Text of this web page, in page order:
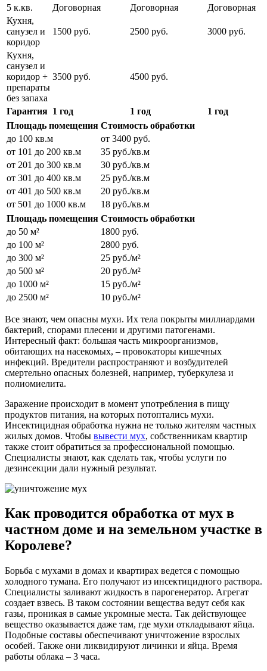
5 к.кв. Договорная Договорная
Договорная
Кухня,
санузел и
коридор
1500 руб. 2500 руб. 3000 руб.
Кухня,
санузел и
коридор +
препараты
без запаха
3500 руб. 4500 руб.
Гарантия 1 год 1 год
1 год
Площадь помещения Стоимость обработки
до 100 кв.м
от 3400 руб.
от 101 до 200 кв.м
35 руб./кв.м
от 201 до 300 кв.м
30 руб./кв.м
от 301 до 400 кв.м
25 руб./кв.м
от 401 до 500 кв.м
20 руб./кв.м
от 501 до 1000 кв.м
18 руб./кв.м
Площадь помещения Стоимость обработки
до 50 м²
1800 руб.
до 100 м²
2800 руб.
до 300 м²
25 руб./м²
до 500 м²
20 руб./м²
до 1000 м²
15 руб./м²
до 2500 м²
10 руб./м²
Все знают, чем опасны мухи. Их тела покрыты миллиардами
бактерий, спорами плесени и другими патогенами.
Интересный факт: большая часть микроорганизмов,
обитающих на насекомых, – провокаторы кишечных
инфекций. Вредители распространяют и возбудителей
смертельно опасных болезней, например, туберкулеза и
полиомиелита.
Заражение происходит в момент употребления в пищу
продуктов питания, на которых потоптались мухи.
Инсектицидная обработка нужна не только жителям частных
жилых домов. Чтобы вывести мух, собственникам квартир
также стоит обратиться за профессиональной помощью.
Специалисты знают, как сделать так, чтобы услуги по
дезинсекции дали нужный результат.
Как проводится обработка от мух в
частном доме и на земельном участке в
Королеве?
Борьба с мухами в домах и квартирах ведется с помощью
холодного тумана. Его получают из инсектицидного раствора.
Специалисты заливают жидкость в парогенератор. Агрегат
создает взвесь. В таком состоянии вещества ведут себя как
газы, проникая в самые укромные места. Так действующее
вещество оказывается даже там, где мухи откладывают яйца.
Подобные составы обеспечивают уничтожение взрослых
особей. Также они ликвидируют личинки и яйца. Время
работы облака – 3 часа.